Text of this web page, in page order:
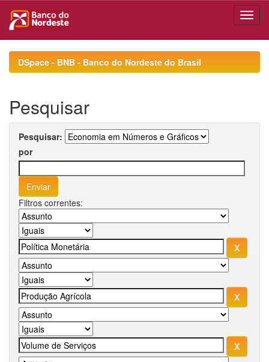
navigationDSpace - BNB - Banco do Nordeste do Brasil
Pesquisar
Pesquisar:
por
Filtros correntes: